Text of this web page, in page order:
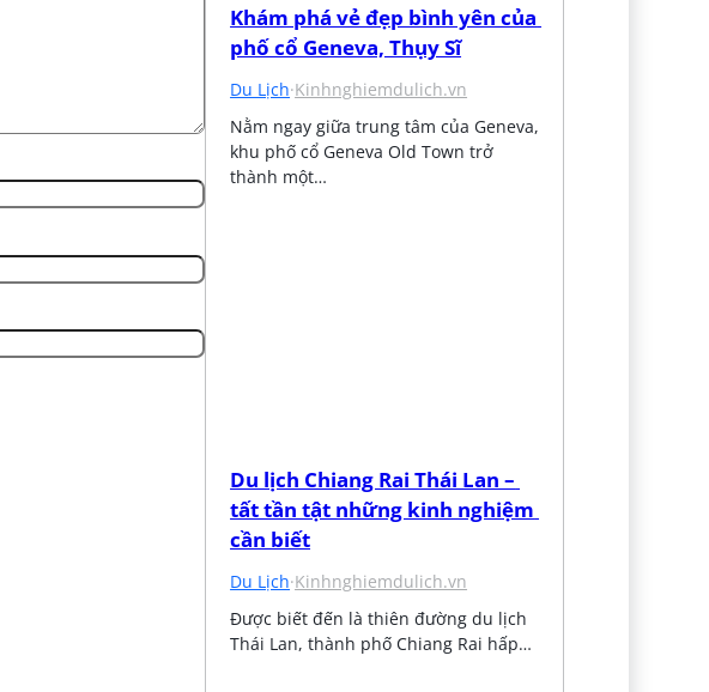
Khám phá vẻ đẹp bình yên của
phố cổ Geneva, Thụy Sĩ
Du Lịch·Kinhnghiemdulich.vn
Nằm ngay giữa trung tâm của Geneva,
khu phố cổ Geneva Old Town trở
thành một…
Du lịch Chiang Rai Thái Lan –
tất tần tật những kinh nghiệm
cần biết
Du Lịch·Kinhnghiemdulich.vn
Được biết đến là thiên đường du lịch
Thái Lan, thành phố Chiang Rai hấp…